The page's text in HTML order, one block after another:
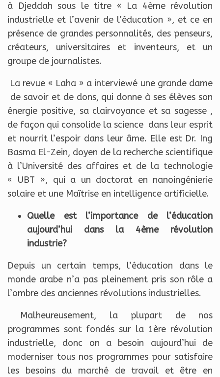
à Djeddah sous le titre « La 4ème révolution
industrielle et l’avenir de l’éducation », et ce en
présence de grandes personnalités, des penseurs,
créateurs, universitaires et inventeurs, et un
groupe de journalistes.
La revue « Laha » a interviewé une grande dame
de savoir et de dons, qui donne à ses élèves son
énergie positive, sa clairvoyance et sa sagesse ,
de façon qui consolide la science dans leur esprit
et nourrit l’espoir dans leur âme. Elle est Dr. Ing
Basma El-Zein, doyen de la recherche scientifique
à l’Université des affaires et de la technologie
« UBT », qui a un doctorat en nanoingénierie
solaire et une Maîtrise en intelligence artificielle.
Quelle est l’importance de l’éducation
aujourd’hui dans la 4ème révolution
industrie?
Depuis un certain temps, l’éducation dans le
monde arabe n’a pas pleinement pris son rôle a
l’ombre des anciennes révolutions industrielles.
Malheureusement, la plupart de nos
programmes sont fondés sur la 1ère révolution
industrielle, donc on a besoin aujourd’hui de
moderniser tous nos programmes pour satisfaire
les besoins du marché de travail et être en